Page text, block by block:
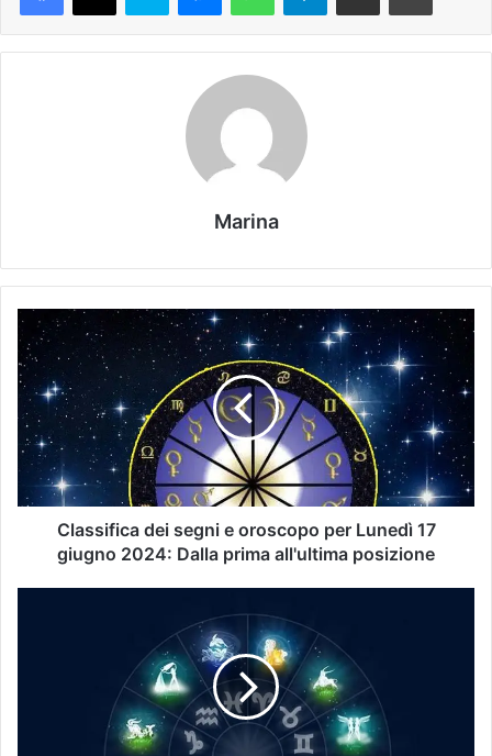
Marina
Classifica dei segni e oroscopo per Lunedì 17
giugno 2024: Dalla prima all'ultima posizione